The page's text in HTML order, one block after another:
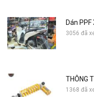
Dán PPF
3056 đã
THÔNG
1368 đã